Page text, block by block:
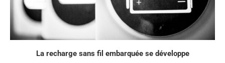
La recharge sans fil embarquée se développe